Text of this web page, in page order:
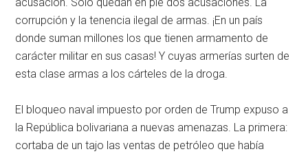
corrupción y la tenencia ilegal de armas. ¡En un país
donde suman millones los que tienen armamento de
carácter militar en sus casas! Y cuyas armerías surten de
esta clase armas a los cárteles de la droga.
El bloqueo naval impuesto por orden de Trump expuso a
la República bolivariana a nuevas amenazas. La primera:
cortaba de un tajo las ventas de petróleo que había